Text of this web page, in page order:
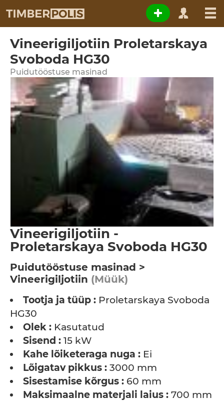
Vineerigiljotiin Proletarskaya
Svoboda HG30
Puidutööstuse masinad
Vineerigiljotiin -
Proletarskaya Svoboda HG30
Puidutööstuse masinad >
Vineerigiljotiin (Müük)
Tootja ja tüüp : Proletarskaya Svoboda
HG30
Olek : Kasutatud
Sisend : 15 kW
Kahe lõiketeraga nuga : Ei
Lõigatav pikkus : 3000 mm
Sisestamise kõrgus : 60 mm
Maksimaalne materjali laius : 700 mm